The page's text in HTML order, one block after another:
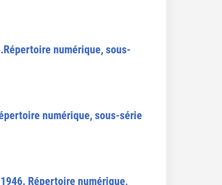
numérique, sous-
numérique, sous-série
Répertoire numérique,